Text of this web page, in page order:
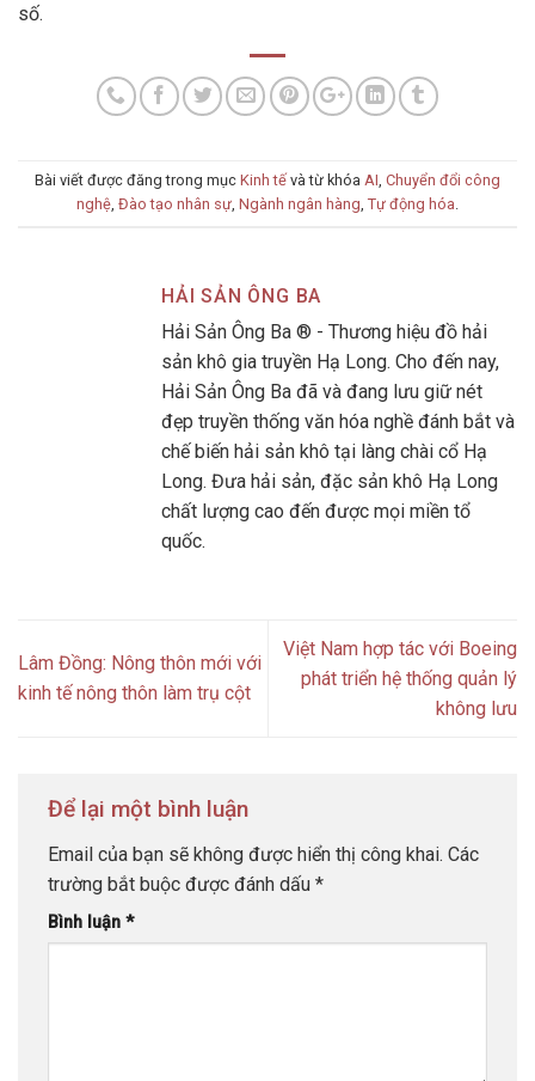
số.
Bài viết được đăng trong mục Kinh tế và từ khóa AI, Chuyển đổi công
nghệ, Đào tạo nhân sự, Ngành ngân hàng, Tự động hóa.
HẢI SẢN ÔNG BA
Hải Sản Ông Ba ® - Thương hiệu đồ hải
sản khô gia truyền Hạ Long. Cho đến nay,
Hải Sản Ông Ba đã và đang lưu giữ nét
đẹp truyền thống văn hóa nghề đánh bắt và
chế biến hải sản khô tại làng chài cổ Hạ
Long. Đưa hải sản, đặc sản khô Hạ Long
chất lượng cao đến được mọi miền tổ
quốc.
Lâm Đồng: Nông thôn mới với
kinh tế nông thôn làm trụ cột
Việt Nam hợp tác với Boeing
phát triển hệ thống quản lý
không lưu
Để lại một bình luận
Email của bạn sẽ không được hiển thị công khai. Các
trường bắt buộc được đánh dấu *
Bình luận *